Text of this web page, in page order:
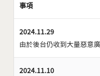
事項
2024.11.29
由於後台仍收到大量惡意
2024.11.10